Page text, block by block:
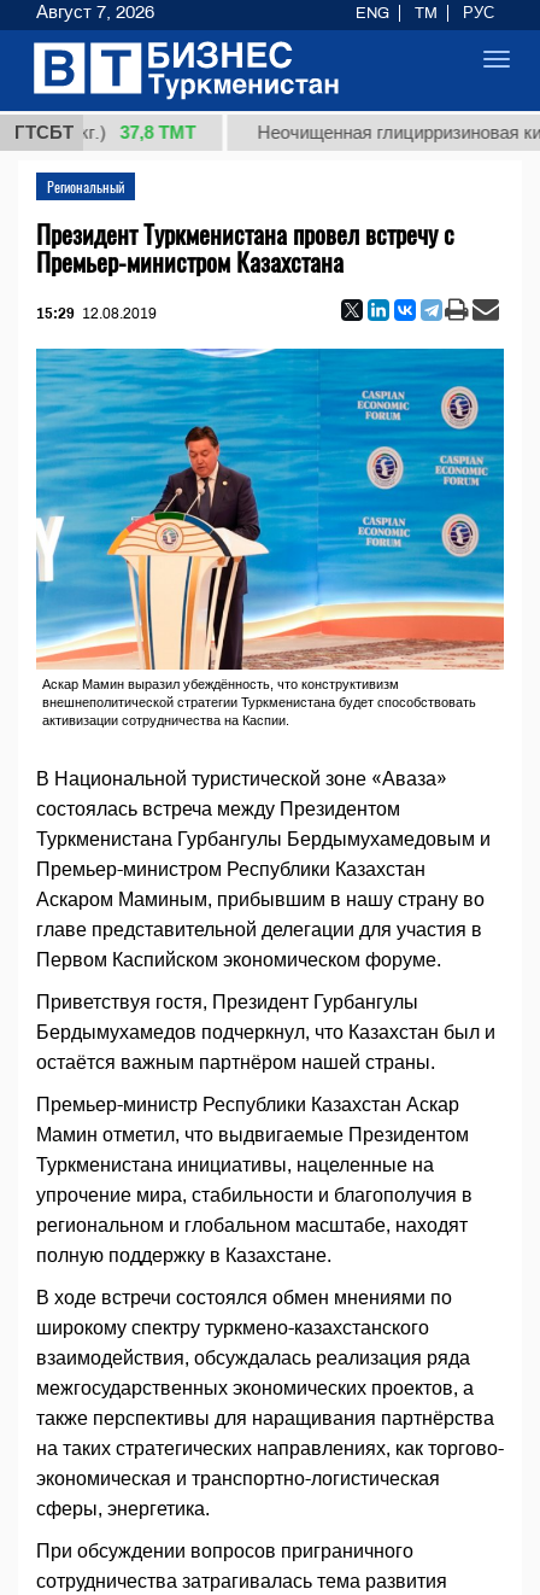
ГТСБТ
(кг.) 37,8 ТМТ Неочищенная глицирризиновая кислота
Региональный
Президент Туркменистана провел встречу с
Премьер-министром Казахстана
15:29 12.08.2019
Аскар Мамин выразил убеждённость, что конструктивизм
внешнеполитической стратегии Туркменистана будет способствовать
активизации сотрудничества на Каспии.
В Национальной туристической зоне «Аваза»
состоялась встреча между Президентом
Туркменистана Гурбангулы Бердымухамедовым и
Премьер-министром Республики Казахстан
Аскаром Маминым, прибывшим в нашу страну во
главе представительной делегации для участия в
Первом Каспийском экономическом форуме.
Приветствуя гостя, Президент Гурбангулы
Бердымухамедов подчеркнул, что Казахстан был и
остаётся важным партнёром нашей страны.
Премьер-министр Республики Казахстан Аскар
Мамин отметил, что выдвигаемые Президентом
Туркменистана инициативы, нацеленные на
упрочение мира, стабильности и благополучия в
региональном и глобальном масштабе, находят
полную поддержку в Казахстане.
В ходе встречи состоялся обмен мнениями по
широкому спектру туркмено-казахстанского
взаимодействия, обсуждалась реализация ряда
межгосударственных экономических проектов, а
также перспективы для наращивания партнёрства
на таких стратегических направлениях, как торгово-
экономическая и транспортно-логистическая
сферы, энергетика.
При обсуждении вопросов приграничного
сотрудничества затрагивалась тема развития
Август 7, 2026 ENG TM РУС